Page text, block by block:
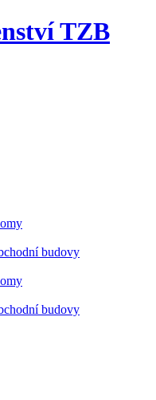
TZB
budovy
budovy